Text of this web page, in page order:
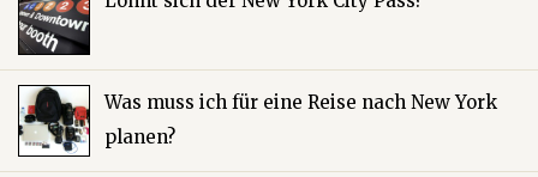
Was muss ich für eine Reise nach New York
planen?